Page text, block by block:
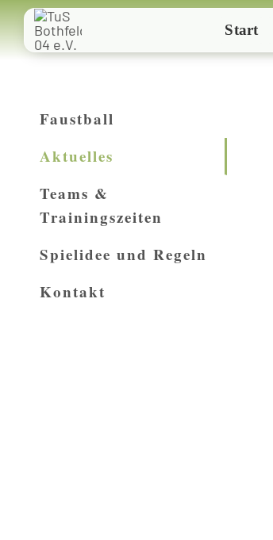
Zum
Inhalt
springen
Start
Faustball
Aktuelles
Teams &
Trainingszeiten
Spielidee und Regeln
Kontakt